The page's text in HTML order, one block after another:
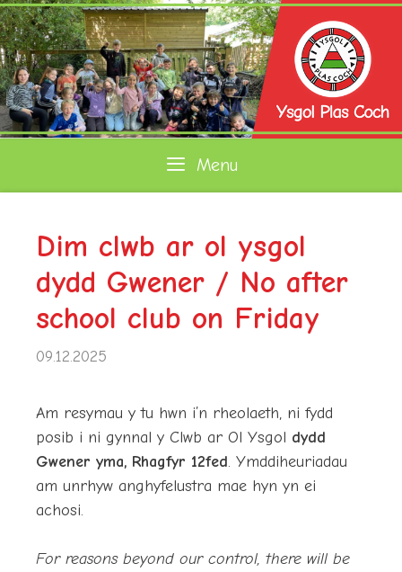
Skip
to
content
Menu
Dim clwb ar ol ysgol
dydd Gwener / No after
school club on Friday
09.12.2025
Am resymau y tu hwn i’n rheolaeth, ni fydd
posib i ni gynnal y Clwb ar Ol Ysgol dydd
Gwener yma, Rhagfyr 12fed. Ymddiheuriadau
am unrhyw anghyfelustra mae hyn yn ei
achosi.
For reasons beyond our control, there will be